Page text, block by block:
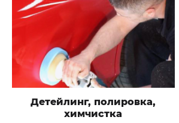
Детейлинг, полировка,
химчистка